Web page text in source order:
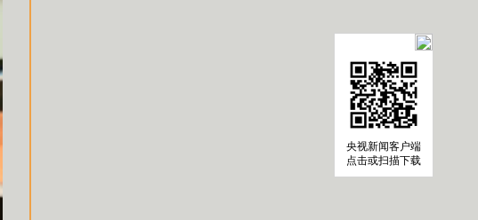
央视新闻客户端
点击或扫描下载